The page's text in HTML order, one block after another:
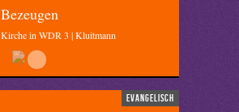
Bezeugen
Kirche in WDR 3 | Kluitmann
evangelisch